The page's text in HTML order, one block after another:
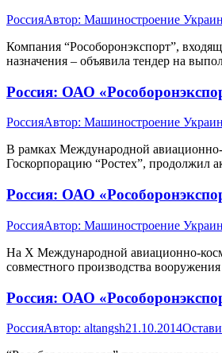
РоссияАвтор: Машиностроение
Компания “Рособоронэкспорт”,
назначения – объявила тендер на
Россия: ОАО
РоссияАвтор: Машиностроение
В рамках Международной авиационно-
Госкорпорацию “Ростех”, продолжил
Россия: ОАО
РоссияАвтор: Машиностроение
На Х Международной авиационно-
совместного производства
Россия: ОАО
РоссияАвтор: altangsh21.10.2014